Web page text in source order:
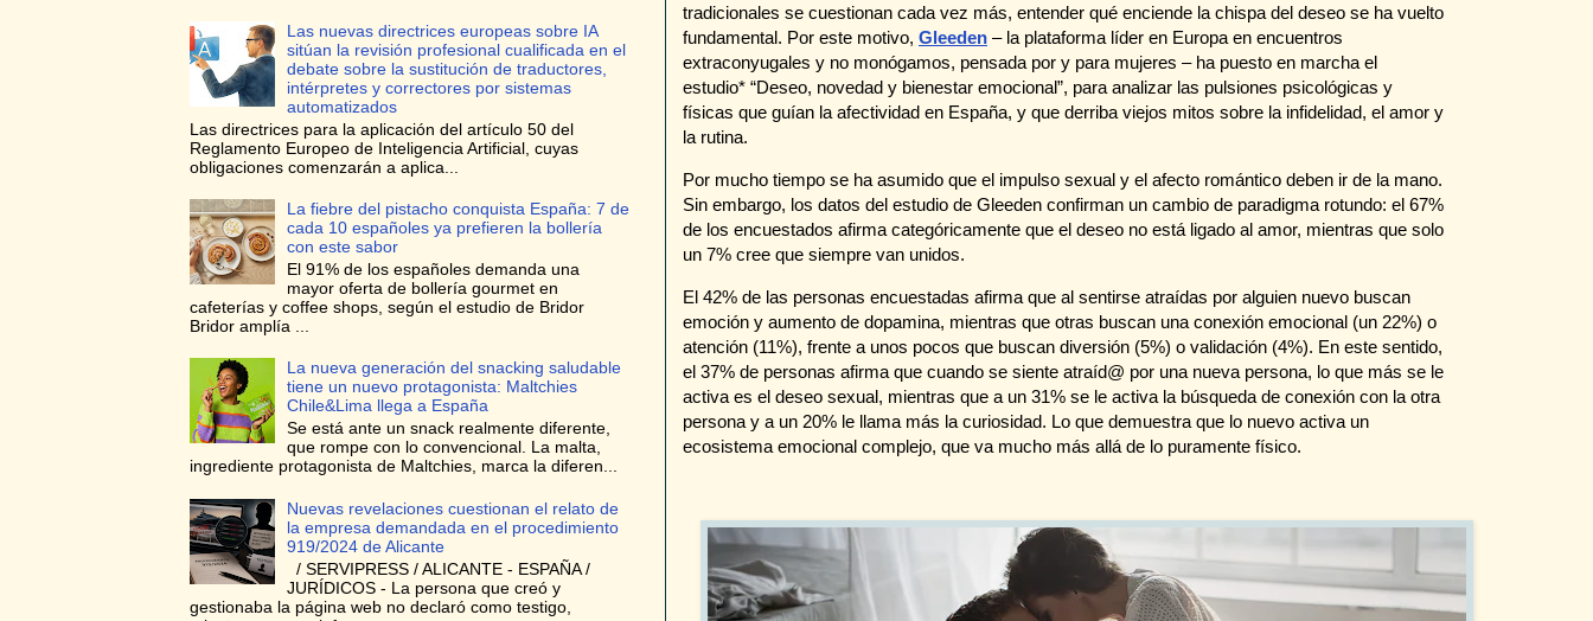
tradicionales se cuestionan cada vez más, entender qué enciende la chispa del deseo se ha vuelto
fundamental. Por este motivo, Gleeden – la plataforma líder en Europa en encuentros
extraconyugales y no monógamos, pensada por y para mujeres – ha puesto en marcha el
estudio* “Deseo, novedad y bienestar emocional”, para analizar las pulsiones psicológicas y
físicas que guían la afectividad en España, y que derriba viejos mitos sobre la infidelidad, el amor y
la rutina.
Por mucho tiempo se ha asumido que el impulso sexual y el afecto romántico deben ir de la mano.
Sin embargo, los datos del estudio de Gleeden confirman un cambio de paradigma rotundo: el 67%
de los encuestados afirma categóricamente que el deseo no está ligado al amor, mientras que solo
un 7% cree que siempre van unidos.
El 42% de las personas encuestadas afirma que al sentirse atraídas por alguien nuevo buscan
emoción y aumento de dopamina, mientras que otras buscan una conexión emocional (un 22%) o
atención (11%), frente a unos pocos que buscan diversión (5%) o validación (4%). En este sentido,
el 37% de personas afirma que cuando se siente atraíd@ por una nueva persona, lo que más se le
activa es el deseo sexual, mientras que a un 31% se le activa la búsqueda de conexión con la otra
persona y a un 20% le llama más la curiosidad. Lo que demuestra que lo nuevo activa un
ecosistema emocional complejo, que va mucho más allá de lo puramente físico.
Las nuevas directrices europeas sobre IA
sitúan la revisión profesional cualificada en el
debate sobre la sustitución de traductores,
intérpretes y correctores por sistemas
automatizados
Las directrices para la aplicación del artículo 50 del
Reglamento Europeo de Inteligencia Artificial, cuyas
obligaciones comenzarán a aplica...
La fiebre del pistacho conquista España: 7 de
cada 10 españoles ya prefieren la bollería
con este sabor
El 91% de los españoles demanda una
mayor oferta de bollería gourmet en
cafeterías y coffee shops, según el estudio de Bridor
Bridor amplía ...
La nueva generación del snacking saludable
tiene un nuevo protagonista: Maltchies
Chile&Lima llega a España
Se está ante un snack realmente diferente,
que rompe con lo convencional. La malta,
ingrediente protagonista de Maltchies, marca la diferen...
Nuevas revelaciones cuestionan el relato de
la empresa demandada en el procedimiento
919/2024 de Alicante
/ SERVIPRESS / ALICANTE - ESPAÑA /
JURÍDICOS - La persona que creó y
gestionaba la página web no declaró como testigo,